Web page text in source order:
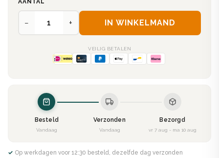
AANTAL
− + IN WINKELMAND
VEILIG BETALEN
Besteld
Vandaag
Verzonden
Vandaag
Bezorgd
vr 7 aug - ma 10 aug
✓ Op werkdagen voor 12:30 besteld, dezelfde dag verzonden